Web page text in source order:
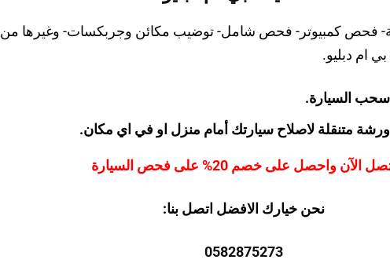
فحص كمبيوتر- فحص شامل- توضيب مكائن وجربكسات- وغيرها من
ام دبليو.
سحب السيارة.
ورشة متنقلة لاصلاح سيارتك أمام منزل او في اي مكان.
الآن واحصل على خصم 20% على فحص السيارة
نحن خيارك الافضل اتصل بنا:
0582875273